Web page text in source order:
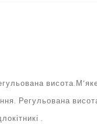
Регульована
.